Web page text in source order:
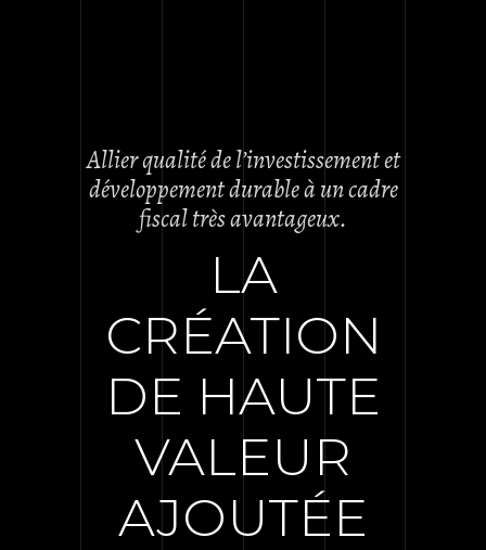
Allier qualité de l’investissement et
développement durable à un cadre
fiscal très avantageux.
LA
CRÉATION
DE HAUTE
VALEUR
AJOUTÉE